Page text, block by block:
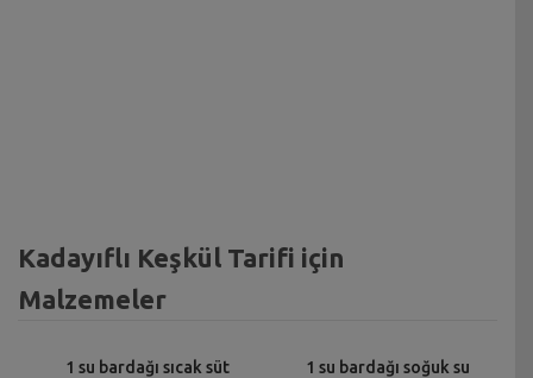
Kadayıflı Keşkül Tarifi için
Malzemeler
1 su bardağı sıcak süt 1 su bardağı soğuk su